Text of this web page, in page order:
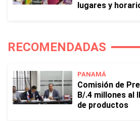
lugares y
RECOMENDADAS
PANAMÁ
Comisión de
B/.4 millones al
de productos